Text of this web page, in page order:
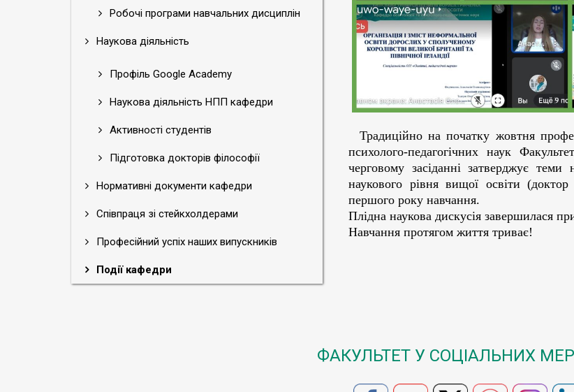
Робочі програми навчальних дисциплін
Наукова діяльність
Профіль Google Academy
Наукова діяльність НПП кафедри
Активності студентів
Підготовка докторів філософії
Нормативні документи кафедри
Співпраця зі стейкхолдерами
Професійний успіх наших випускників
Події кафедри
Традиційно на початку жовтня
психолого-педагогічних наук
черговому засіданні затверджує теми
наукового рівня вищої освіти
першого року навчання.
Плідна наукова дискусія завершилася
Навчання протягом життя триває!
ФАКУЛЬТЕТ У СОЦІАЛЬНИХ